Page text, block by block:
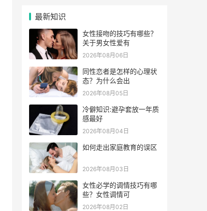
最新知识
女性接吻的技巧有哪些？
关于男女性爱有
2026年08月06日
同性恋者是怎样的心理状
态？为什么会出
2026年08月05日
冷僻知识:避孕套放一年质
感最好
2026年08月04日
如何走出家庭教育的误区
2026年08月03日
女性必学的调情技巧有哪
些？女性调情可
2026年08月02日